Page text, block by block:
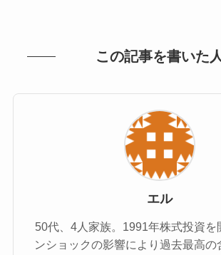
この記事を書いた人
エル
50代、4人家族。1991年株式投資を
ンショックの影響により過去最高の